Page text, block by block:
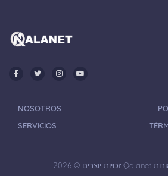
NOSOTROS
SERVICIOS